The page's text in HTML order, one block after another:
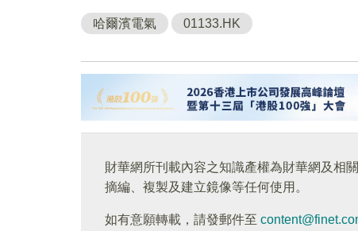
哈爾濱電氣 01133.HK
財華網所刊載內容之知識產權為財華網及相
摘編、複製及建立鏡像等任何使用。
如有意願轉載，請發郵件至